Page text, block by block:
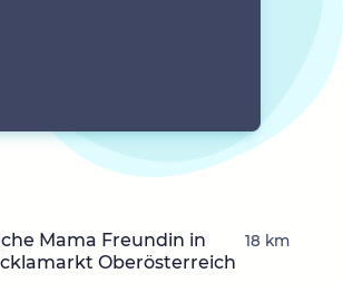
Mama Freundin in
Oberösterreich
18 km